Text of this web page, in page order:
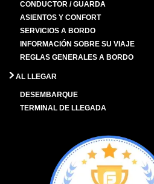
CONDUCTOR / GUARDA
ASIENTOS Y CONFORT
SERVICIOS A BORDO
INFORMACIÓN SOBRE SU VIAJE
REGLAS GENERALES A BORDO
AL LLEGAR
DESEMBARQUE
TERMINAL DE LLEGADA